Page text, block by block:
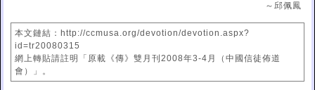
～邱佩鳳
本文鏈結：http://ccmusa.org/devotion/devotion.aspx?
id=tr20080315
網上轉貼請註明「原載《傳》雙月刊2008年3-4月（中國信徒佈道
會）」。